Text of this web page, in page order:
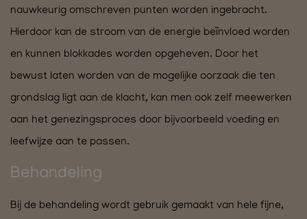
nauwkeurig omschreven punten worden ingebracht.
Hierdoor kan de stroom van de energie beïnvloed worden
en kunnen blokkades worden opgeheven. Door het
bewust laten worden van de mogelijke oorzaak die ten
grondslag ligt aan de klacht, kan men ook zelf meewerken
aan het genezingsproces door bijvoorbeeld voeding en
leefwijze aan te passen.
Behandeling
Bij de behandeling wordt gebruik gemaakt van hele fijne,